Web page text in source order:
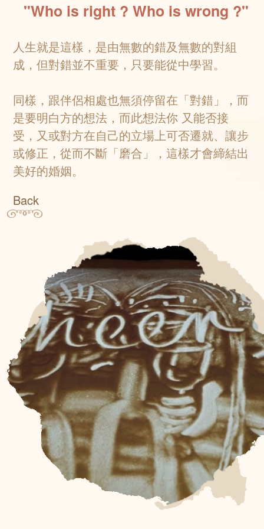
"Who is right ? Who is wrong ?"
人生就是這樣，是由無數的錯及無數的對組
成，但對錯並不重要，只要能從中學習。
同樣，跟伴侶相處也無須停留在「對錯」，而
是要明白方的想法，而此想法你 又能否接
受，又或對方在自己的立場上可否遷就、讓步
或修正，從而不斷「磨合」，這樣才會締結出
美好的婚姻。
Back